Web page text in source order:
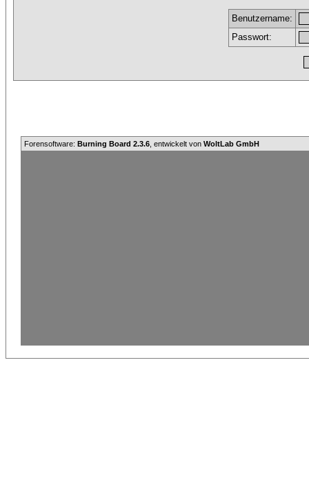
Benutzername:
Passwort:
Forensoftware: Burning Board 2.3.6 , entwickelt von WoltLab GmbH